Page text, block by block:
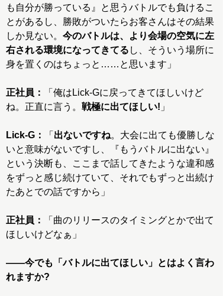
も自分が勝っている』と思うバトルでも負けるこ
とがあるし、勝敗がついたらお客さんはその結果
しか見ない。 今のバトルは、より会場の空気に左
右される環境になってきてる し、そういう場所に
身を置くのはちょっと……と思います」
正社員：
「俺はLick-Gに戻ってきてほしいけど
ね。正直に言う。 戦極に出てほしい! 」
Lick-G： 「 出ないですね。大会に出ても優勝しな
いと意味がないですし、『もうバトルに出ない』
という決断も、ここまで話してきたような違和感
をずっと感じ続けていて、それでもずっと出続け
たあとでの話ですから」
正社員：
「曲のリリースのタイミングとかで出て
ほしいけどなぁ」
――今でも「バトルに出てほしい」とはよく言わ
れますか?